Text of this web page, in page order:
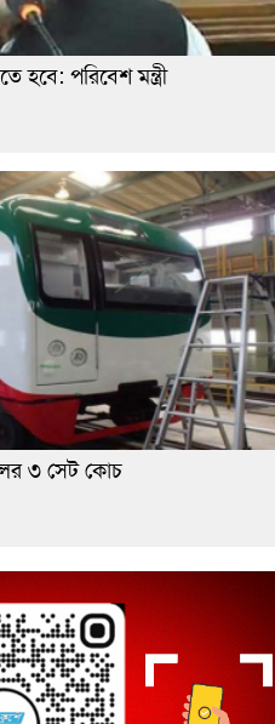
হবে: পরিবেশ মন্ত্রী
৩ সেট কোচ